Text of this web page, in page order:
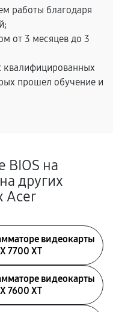
работы благодаря
от 3 месяцев до 3
прошел обучение и
BIOS на
других
Acer
видеокарты
7700 XT
видеокарты
7600 XT